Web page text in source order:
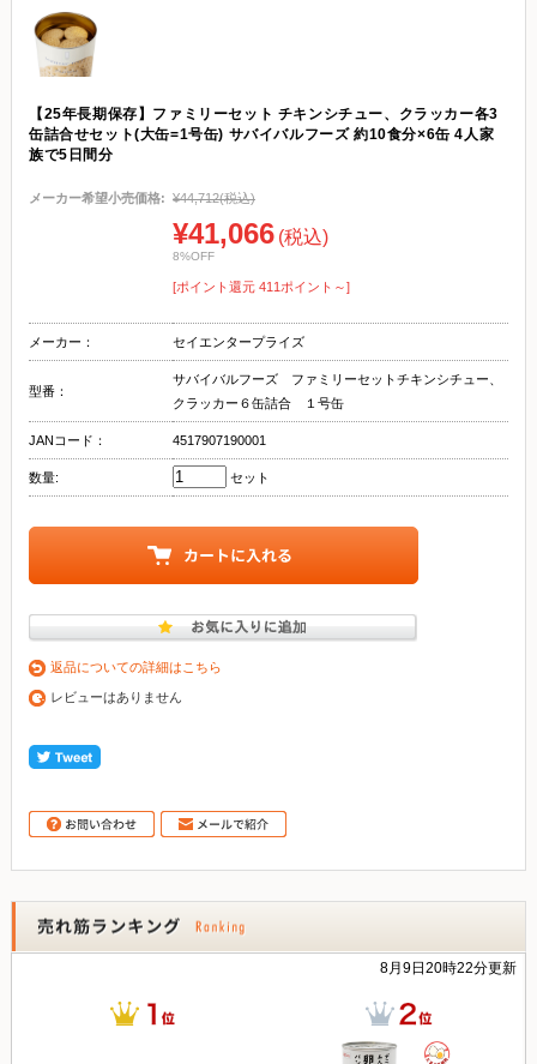
【25年長期保存】ファミリーセット チキンシチュー、クラッカー各3
缶詰合せセット(大缶=1号缶) サバイバルフーズ 約10食分×6缶 4人家
族で5日間分
メーカー希望小売価格: ¥44,712(税込)
¥41,066 (税込)
8%OFF
[ポイント還元 411ポイント～]
メーカー： セイエンタープライズ
型番：
サバイバルフーズ ファミリーセットチキンシチュー、
クラッカー６缶詰合 １号缶
JANコード： 4517907190001
数量: セット
返品についての詳細はこちら
レビューはありません